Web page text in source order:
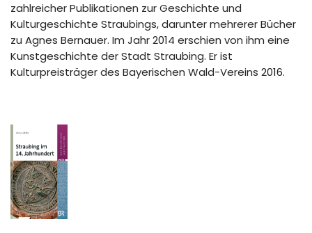
zahlreicher Publikationen zur Geschichte und
Kulturgeschichte Straubings, darunter mehrerer Bücher
zu Agnes Bernauer. Im Jahr 2014 erschien von ihm eine
Kunstgeschichte der Stadt Straubing. Er ist
Kulturpreisträger des Bayerischen Wald-Vereins 2016.